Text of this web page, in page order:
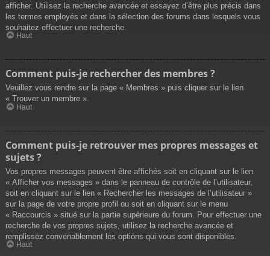
afficher. Utilisez la recherche avancée et essayez d’être plus précis dans
les termes employés et dans la sélection des forums dans lesquels vous
souhaitez effectuer une recherche.
Haut
Comment puis-je rechercher des membres ?
Veuillez vous rendre sur la page « Membres » puis cliquer sur le lien
« Trouver un membre ».
Haut
Comment puis-je retrouver mes propres messages et
sujets ?
Vos propres messages peuvent être affichés soit en cliquant sur le lien
« Afficher vos messages » dans le panneau de contrôle de l’utilisateur,
soit en cliquant sur le lien « Rechercher les messages de l’utilisateur »
sur la page de votre propre profil ou soit en cliquant sur le menu
« Raccourcis » situé sur la partie supérieure du forum. Pour effectuer une
recherche de vos propres sujets, utilisez la recherche avancée et
remplissez convenablement les options qui vous sont disponibles.
Haut